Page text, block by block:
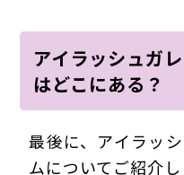
アイラッシュガ
はどこにある？
最後に、アイラッ
ムについてご紹介し